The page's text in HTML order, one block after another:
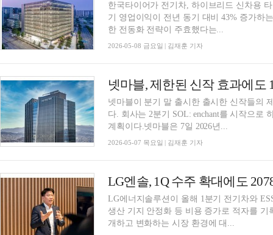
한국타이어가 전기차, 하이브리드 신차용
기 영업이익이 전년 동기 대비 43% 증가하
한 전동화 전략이 주효했다는...
2026-05-08 금요일 | 김재훈 기자
넷마블, 제한된 신작 효과에도
넷마블이 분기 말 출시한 출시한 신작들의
다. 회사는 2분기 SOL: enchant를 시작으로
계획이다.넷마블은 7일 2026년...
2026-05-07 목요일 | 김재훈 기자
LG엔솔, 1Q 수주 확대에도
LG에너지솔루션이 올해 1분기 전기차와
생산 기지 안정화 등 비용 증가로 적자를
개하고 변화하는 시장 환경에 대...